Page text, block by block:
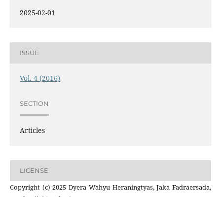
2025-02-01
ISSUE
Vol. 4 (2016)
SECTION
Articles
LICENSE
Copyright (c) 2025 Dyera Wahyu Heraningtyas, Jaka Fadraersada,